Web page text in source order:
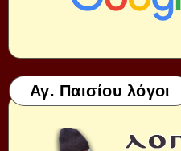
Αγ. Παισίου λόγοι